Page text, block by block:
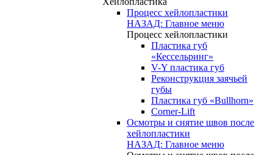
Процесс хейлопластики
НАЗАД: Главное меню
Процесс хейлопластики
Пластика губ
«Кессельринг»
V-Y пластика губ
Реконструкция заячьей
губы
Пластика губ «Bullhorn»
Corner-Lift
Осмотры и снятие швов после
хейлопластики
НАЗАД: Главное меню